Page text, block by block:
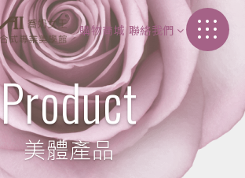
購物商城 聯絡我們
加盟介紹
聯絡我們
Product
美體產品